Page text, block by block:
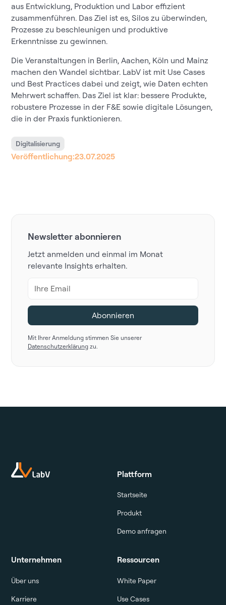
aus Entwicklung, Produktion und Labor effizient
zusammenführen. Das Ziel ist es, Silos zu überwinden,
Prozesse zu beschleunigen und produktive
Erkenntnisse zu gewinnen.
Die Veranstaltungen in Berlin, Aachen, Köln und Mainz
machen den Wandel sichtbar. LabV ist mit Use Cases
und Best Practices dabei und zeigt, wie Daten echten
Mehrwert schaffen. Das Ziel ist klar: bessere Produkte,
robustere Prozesse in der F&E sowie digitale Lösungen,
die in der Praxis funktionieren.
Digitalisierung
Veröffentlichung:23.07.2025
Newsletter abonnieren
Jetzt anmelden und einmal im Monat
relevante Insights erhalten.
Mit Ihrer Anmeldung stimmen Sie unserer
Datenschutzerklärungzu.
Plattform
Startseite
Produkt
Demo anfragen
Unternehmen
Über uns
Karriere
Ressourcen
White Paper
Use Cases